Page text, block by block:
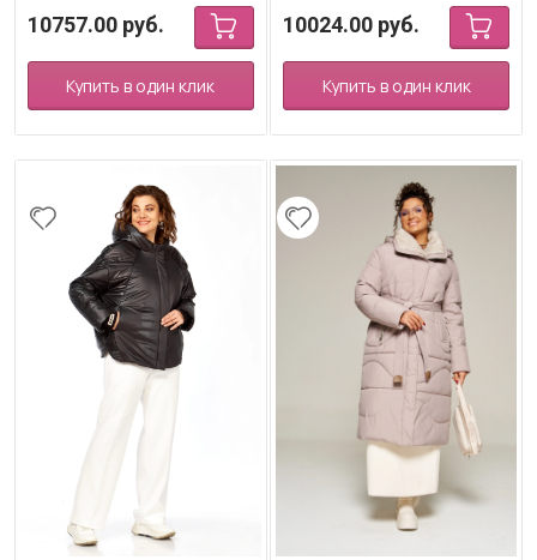
10757.00 руб.
Купить в один клик
10024.00 руб.
Купить в один клик